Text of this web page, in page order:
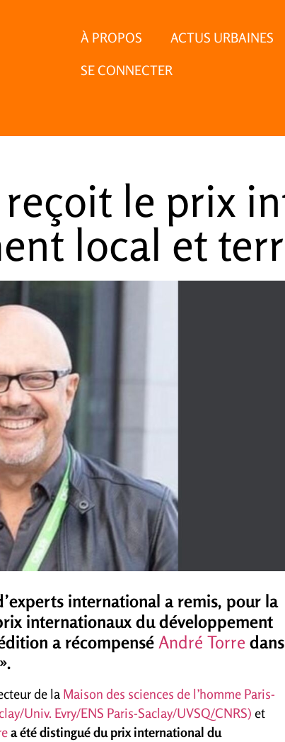
À PROPOS ACTUS URBAINES
SE CONNECTER
le prix
local et
international a remis, pour la
internationaux du développement
a récompensé André Torre dans
de la Maison des sciences de l’homme Paris-
Univ. Evry/ENS Paris-Saclay/UVSQ/CNRS) et
a été distingué du prix international du